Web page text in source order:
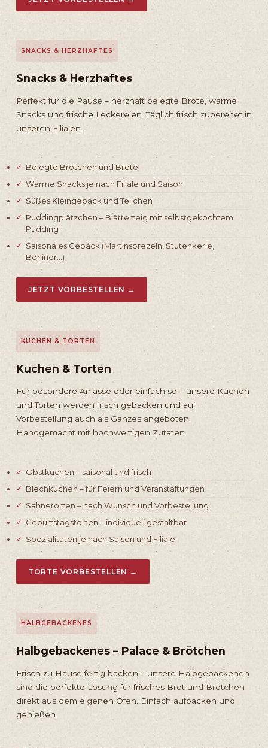
SNACKS & HERZHAFTES
Snacks & Herzhaftes
Perfekt für die Pause – herzhaft belegte Brote, warme
Snacks und frische Leckereien. Täglich frisch zubereitet in
unseren Filialen.
Belegte Brötchen und Brote
Warme Snacks je nach Filiale und Saison
Süßes Kleingebäck und Teilchen
Puddingplätzchen – Blätterteig mit selbstgekochtem
Pudding
Saisonales Gebäck (Martinsbrezeln, Stutenkerle,
Berliner…)
JETZT VORBESTELLEN →
KUCHEN & TORTEN
Kuchen & Torten
Für besondere Anlässe oder einfach so – unsere Kuchen
und Torten werden frisch gebacken und auf
Vorbestellung auch als Ganzes angeboten.
Handgemacht mit hochwertigen Zutaten.
Obstkuchen – saisonal und frisch
Blechkuchen – für Feiern und Veranstaltungen
Sahnetorten – nach Wunsch und Vorbestellung
Geburtstagstorten – individuell gestaltbar
Spezialitäten je nach Saison und Filiale
TORTE VORBESTELLEN →
HALBGEBACKENES
Halbgebackenes – Palace & Brötchen
Frisch zu Hause fertig backen – unsere Halbgebackenen
sind die perfekte Lösung für frisches Brot und Brötchen
direkt aus dem eigenen Ofen. Einfach aufbacken und
genießen.